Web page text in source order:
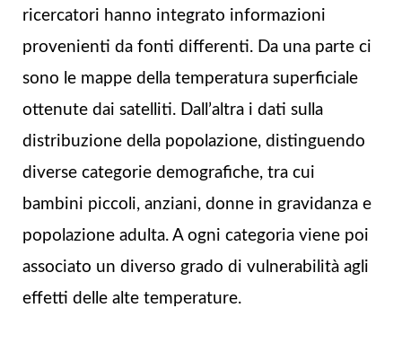
ricercatori hanno integrato informazioni
provenienti da fonti differenti. Da una parte ci
sono le mappe della temperatura superficiale
ottenute dai satelliti. Dall’altra i dati sulla
distribuzione della popolazione, distinguendo
diverse categorie demografiche, tra cui
bambini piccoli, anziani, donne in gravidanza e
popolazione adulta. A ogni categoria viene poi
associato un diverso grado di vulnerabilità agli
effetti delle alte temperature.